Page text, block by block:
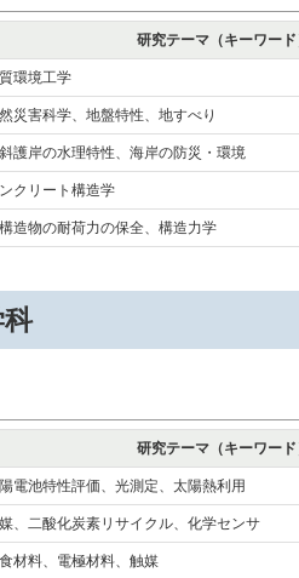
研究テーマ（キーワード
環境工学
災害科学、地盤特性、地すべり
護岸の水理特性、海岸の防災・環境
クリート構造学
造物の耐荷力の保全、構造力学
研究テーマ（キーワード
電池特性評価、光測定、太陽熱利用
、二酸化炭素リサイクル、化学センサ
材料、電極材料、触媒